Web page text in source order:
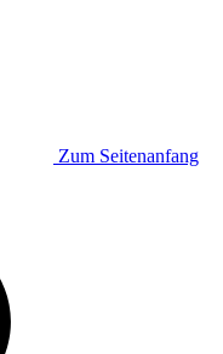
Zum Seitenanfang